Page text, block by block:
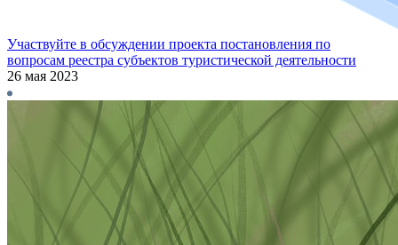
Участвуйте в обсуждении проекта постановления по
вопросам реестра субъектов туристической деятельности
26 мая 2023